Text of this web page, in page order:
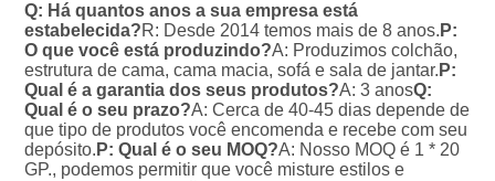
Q: Há quantos anos a sua empresa está
estabelecida?R: Desde 2014 temos mais de 8 anos. P:
O que você está produzindo?A: Produzimos colchão,
estrutura de cama, cama macia, sofá e sala de jantar. P:
Qual é a garantia dos seus produtos?A: 3 anosQ:
Qual é o seu prazo?A: Cerca de 40-45 dias depende de
que tipo de produtos você encomenda e recebe com seu
depósito. P: Qual é o seu MOQ?A: Nosso MOQ é 1 * 20
GP., podemos permitir que você misture estilos e